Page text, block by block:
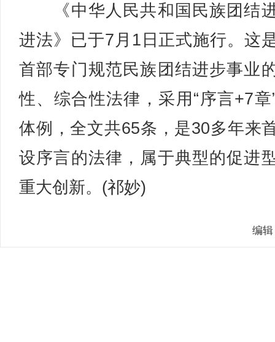
《中华人民共和国民族团结
进法》已于7月1日正式施行。这
首部专门规范民族团结进步事业
性、综合性法律，采用“序言+7章
体例，全文共65条，是30多年来
设序言的法律，属于典型的促进
重大创新。(祁妙)
编